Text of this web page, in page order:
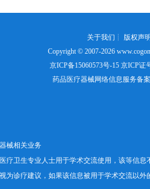
关于我们 ┊ 版权声
Copyright © 2007-2026
京ICP备15060573号-15京ICP证
药品医疗器械网络信息服务备
械相关业务
疗卫生专业人士用于学术交流使用，该等信息
为诊疗建议，如果该信息被用于学术交流以外